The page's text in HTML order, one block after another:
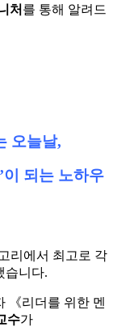
처 를 통해 알려드
오늘날,
이 되는 노하우
리에서 최고로 각
습니다.
《리더를 위한 멘
수가